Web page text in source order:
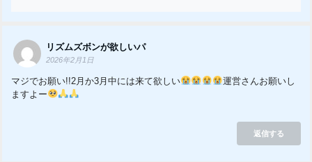
リズムズボンが欲しいパ
2026年2月1日
マジでお願い!!2月か3月中には来て欲しい
運営さんお願いし
ますよー
返信する